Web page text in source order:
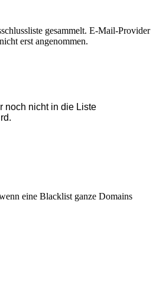
gesammelt. E-Mail-Provider
erst angenommen.
noch nicht in die Liste
eine Blacklist ganze Domains